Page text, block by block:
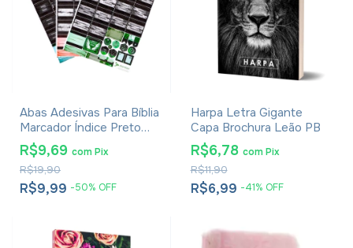
Abas Adesivas Para Bíblia
Marcador Índice Preto
Pacote Com 4
R$9,99 -50% OFF
R$19,90
R$9,69 comPix
Harpa Letra Gigante
Capa Brochura Leão PB
R$6,99 -41% OFF
R$11,90
R$6,78 com Pix